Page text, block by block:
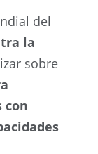
del
la
sobre
con